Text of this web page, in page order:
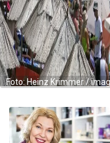
Foto: Heinz Krimmer /